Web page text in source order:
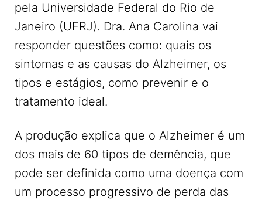
pela Universidade Federal do Rio de
Janeiro (UFRJ). Dra. Ana Carolina vai
responder questões como: quais os
sintomas e as causas do Alzheimer, os
tipos e estágios, como prevenir e o
tratamento ideal.
A produção explica que o Alzheimer é um
dos mais de 60 tipos de demência, que
pode ser definida como uma doença com
um processo progressivo de perda das